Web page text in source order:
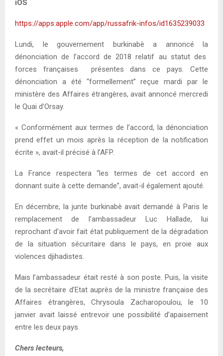
iOS
https://apps.apple.com/app/russafrik-infos/id1635239033
Lundi, le gouvernement burkinabè a annoncé la
dénonciation de l’accord de 2018 relatif au statut des
forces françaises
présentes dans ce pays. Cette
dénonciation a été “formellement” reçue mardi par le
ministère des Affaires étrangères, avait annoncé mercredi
le Quai d’Orsay.
« Conformément aux termes de l’accord, la dénonciation
prend effet un mois après la réception de la notification
écrite », avait-il précisé à l’AFP.
La France respectera “les termes de cet accord en
donnant suite à cette demande”, avait-il également ajouté.
En décembre, la junte burkinabè avait demandé à Paris le
remplacement de l’ambassadeur Luc Hallade, lui
reprochant d’avoir fait état publiquement de la dégradation
de la situation sécuritaire dans le pays, en proie aux
violences djihadistes.
Mais l’ambassadeur était resté à son poste. Puis, la visite
de la secrétaire d’Etat auprès de la ministre française des
Affaires étrangères, Chrysoula Zacharopoulou, le 10
janvier avait laissé entrevoir une possibilité d’apaisement
entre les deux pays.
Chers lecteurs,